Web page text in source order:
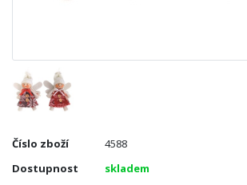
Číslo zboží
4588
Dostupnost
skladem